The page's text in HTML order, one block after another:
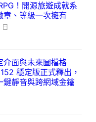
！開源旅遊成就系
章、等級一次擁有
介面與未來圖檔格
穩定版正式釋出，
鍵靜音與跨網域金鑰